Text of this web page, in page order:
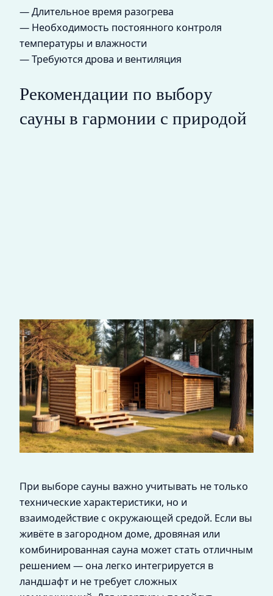
— Длительное время разогрева
— Необходимость постоянного контроля
температуры и влажности
— Требуются дрова и вентиляция
Рекомендации по выбору
сауны в гармонии с природой
При выборе сауны важно учитывать не только
технические характеристики, но и
взаимодействие с окружающей средой. Если вы
живёте в загородном доме, дровяная или
комбинированная сауна может стать отличным
решением — она легко интегрируется в
ландшафт и не требует сложных